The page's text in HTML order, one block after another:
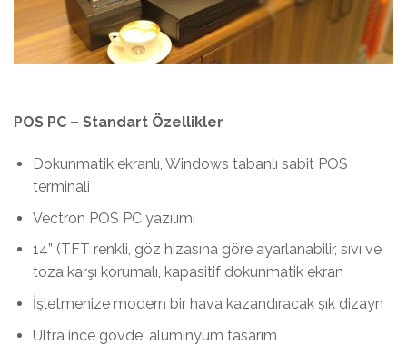
POS PC – Standart Özellikler
Dokunmatik ekranlı, Windows tabanlı sabit POS
terminali
Vectron POS PC yazılımı
14” (TFT renkli, göz hizasına göre ayarlanabilir, sıvı ve
toza karşı korumalı, kapasitif dokunmatik ekran
İşletmenize modern bir hava kazandıracak şık dizayn
Ultra ince gövde, alüminyum tasarım